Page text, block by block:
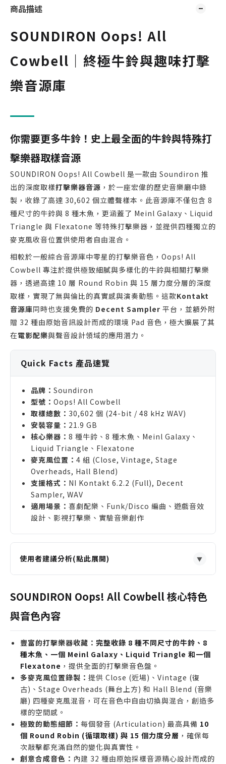
商品描述
SOUNDIRON Oops! All
Cowbell｜終極牛鈴與趣味打擊
樂音源庫
你需要更多牛鈴！史上最全面的牛鈴與特殊打
擊樂器取樣音源
SOUNDIRON Oops! All Cowbell 是一款由 Soundiron 推
出的深度取樣打擊樂器音源 ，於一座宏偉的歷史音樂廳中錄
製，收錄了高達 30,602 個立體聲樣本。此音源庫不僅包含 8
種尺寸的牛鈴與 8 種木魚，更涵蓋了 Meinl Galaxy、Liquid
Triangle 與 Flexatone 等特殊打擊樂器，並提供四種獨立的
麥克風收音位置供使用者自由混合。
相較於一般綜合音源庫中零星的打擊樂音色，Oops! All
Cowbell 專注於提供極致細膩與多樣化的牛鈴與相關打擊樂
器，透過高達 10 層 Round Robin 與 15 層力度分層的深度
取樣，實現了無與倫比的真實感與演奏動態。這款Kontakt
音源庫同時也支援免費的 Decent Sampler 平台，並額外附
贈 32 種由原始音訊設計而成的環境 Pad 音色，極大擴展了其
在電影配樂與聲音設計領域的應用潛力。
Quick Facts 產品速覽
品牌： Soundiron
型號： Oops! All Cowbell
取樣總數： 30,602 個 (24-bit / 48 kHz WAV)
安裝容量： 21.9 GB
核心樂器： 8 種牛鈴、8 種木魚、Meinl Galaxy、
Liquid Triangle、Flexatone
麥克風位置： 4 組 (Close, Vintage, Stage
Overheads, Hall Blend)
支援格式： NI Kontakt 6.2.2 (Full), Decent
Sampler, WAV
適用場景： 喜劇配樂、Funk/Disco 編曲、遊戲音效
設計、影視打擊樂、實驗音樂創作
使用者建議分析(點此展開) ▼
需要為喜劇或卡通配樂增添趣味性打擊樂，尋找獨特
音色的影視配樂師。
尋找高品質牛鈴與木魚音色，用於 Funk、拉丁或復
古風格音樂的編曲家與製作人。
希望透過多麥克風位置與合成 Pad 音色，進行聲音設
計與實驗音樂創作的聲音設計師。
誰不適合購買
僅需要基本 GM 打擊樂組，不需要如此深入牛鈴音色
的使用者。
未使用 NI Kontakt (Full) 或 Decent Sampler，無
法載入其專用格式的音樂人。
硬碟空間極度有限，無法容納 21.9 GB 音源庫的用
戶。
SOUNDIRON Oops! All Cowbell 核心特色
與音色內容
豐富的打擊樂器收藏： 完整收錄 8 種不同尺寸的牛鈴、8
種木魚、一個 Meinl Galaxy、Liquid Triangle 和一個
Flexatone ，提供全面的打擊樂音色盤。
多麥克風位置錄製： 提供 Close (近場)、Vintage (復
古)、Stage Overheads (舞台上方) 和 Hall Blend (音樂
廳) 四種麥克風混音，可在音色中自由切換與混合，創造多
樣的空間感。
極致的動態細節： 每個發音 (Articulation) 最高具備 10
個 Round Robin (循環取樣) 與 15 個力度分層 ，確保每
次敲擊都充滿自然的變化與真實性。
創意合成音色： 內建 32 種由原始採樣音源精心設計而成的